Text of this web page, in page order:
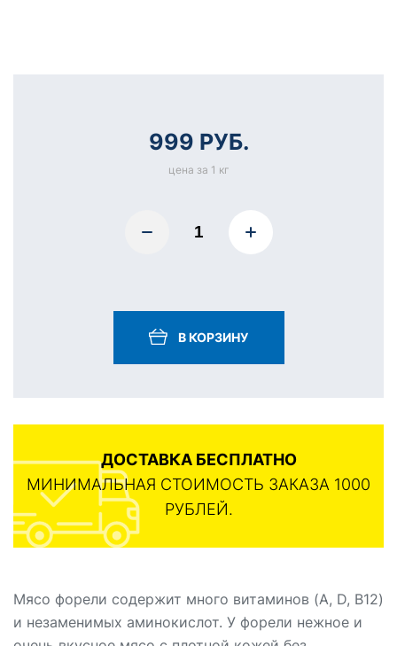
999 РУБ.
цена за 1 кг
В КОРЗИНУ
ДОСТАВКА БЕСПЛАТНО
МИНИМАЛЬНАЯ СТОИМОСТЬ ЗАКАЗА 1000
РУБЛЕЙ.
Мясо форели содержит много витаминов (А, D, B12)
и незаменимых аминокислот. У форели нежное и